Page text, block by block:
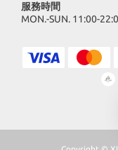
服務時間
MON.-SUN. 11:00-